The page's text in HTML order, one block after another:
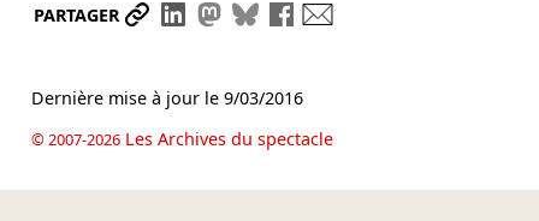
PARTAGER Partager le lien
Partager sur LinkedIn
Partager sur Mastodon
Partager sur Bluesky
Partager sur Facebook
Dernière mise à jour le 9/03/2016
© 2007-2026Les Archives du spectacle